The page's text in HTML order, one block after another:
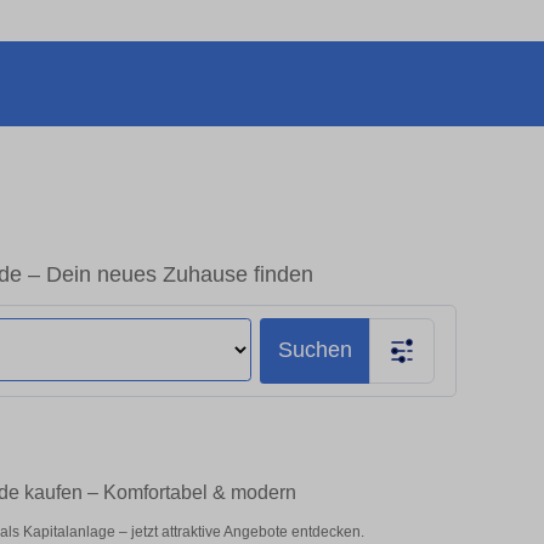
– Dein neues Zuhause finden
Suchen
kaufen – Komfortabel & modern
Kapitalanlage – jetzt attraktive Angebote entdecken.